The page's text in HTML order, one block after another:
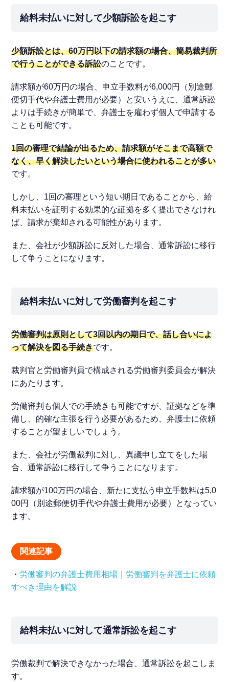
給料未払いに対して少額訴訟を起こす
少額訴訟とは、60万円以下の請求額の場合、簡易裁判所
で行うことができる訴訟のことです。
請求額が60万円の場合、申立手数料が6,000円（別途郵
便切手代や弁護士費用が必要）と安いうえに、通常訴訟
よりは手続きが簡単で、弁護士を雇わず個人で申請する
ことも可能です。
1回の審理で結論が出るため、請求額がそこまで高額で
なく、早く解決したいという場合に使われることが多い
です。
しかし、1回の審理という短い期日であることから、給
料未払いを証明する効果的な証拠を多く提出できなけれ
ば、請求が棄却される可能性があります。
また、会社が少額訴訟に反対した場合、通常訴訟に移行
して争うことになります。
給料未払いに対して労働審判を起こす
労働審判は原則として3回以内の期日で、話し合いによ
って解決を図る手続きです。
裁判官と労働審判員で構成される労働審判委員会が解決
にあたります。
労働審判も個人での手続きも可能ですが、証拠などを準
備し、的確な主張を行う必要があるため、弁護士に依頼
することが望ましいでしょう。
また、会社が労働裁判に対し、異議申し立てをした場
合、通常訴訟に移行して争うことになります。
請求額が100万円の場合、新たに支払う申立手数料は5,0
00円（別途郵便切手代や弁護士費用が必要）となってい
ます。
関連記事
・労働審判の弁護士費用相場｜労働審判を弁護士に依頼
すべき理由を解説
給料未払いに対して通常訴訟を起こす
労働裁判で解決できなかった場合、通常訴訟を起こしま
す。